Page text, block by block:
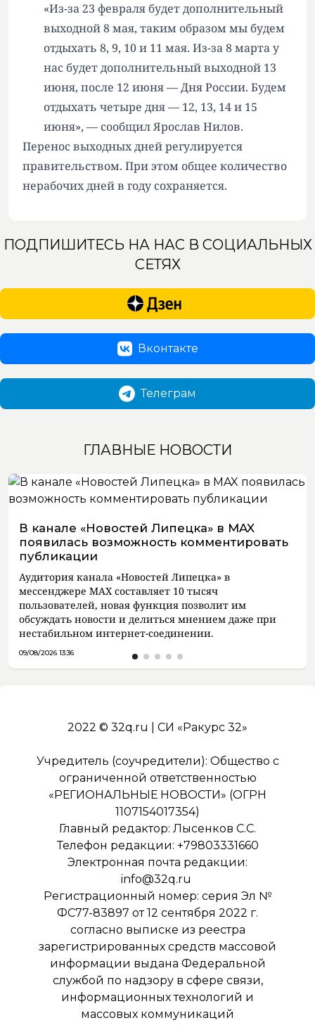
«Из-за 23 февраля будет дополнительный
выходной 8 мая, таким образом мы будем
отдыхать 8, 9, 10 и 11 мая. Из-за 8 марта у
нас будет дополнительный выходной 13
июня, после 12 июня — Дня России. Будем
отдыхать четыре дня — 12, 13, 14 и 15
июня», — сообщил Ярослав Нилов.
Перенос выходных дней регулируется
правительством. При этом общее количество
нерабочих дней в году сохраняется.
ПОДПИШИТЕСЬ НА НАС В СОЦИАЛЬНЫХ
СЕТЯХ
Вконтакте
Телеграм
ГЛАВНЫЕ НОВОСТИ
В канале «Новостей Липецка» в MAX
появилась возможность комментировать
публикации
Аудитория канала «Новостей Липецка» в
мессенджере MAX составляет 10 тысяч
пользователей, новая функция позволит им
обсуждать новости и делиться мнением даже при
нестабильном интернет-соединении.
09/08/2026 13:36
2022 © 32q.ru | СИ «Ракурс 32»
Учредитель (соучредители): Общество с
ограниченной ответственностью
«РЕГИОНАЛЬНЫЕ НОВОСТИ» (ОГРН
1107154017354)
Главный редактор: Лысенков С.С.
Телефон редакции: +79803331660
Электронная почта редакции:
info@32q.ru
Регистрационный номер: серия Эл №
ФС77-83897 от 12 сентября 2022 г.
согласно выписке из реестра
зарегистрированных средств массовой
информации выдана Федеральной
службой по надзору в сфере связи,
информационных технологий и
массовых коммуникаций